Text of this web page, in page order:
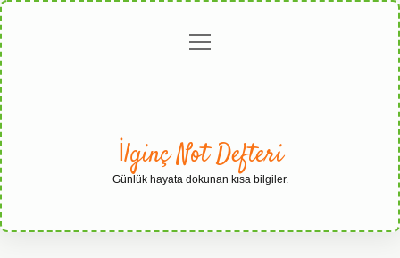
Gizlilikmenüyü
İlginç Not Defteri
Günlük hayata dokunan kısa bilgiler.